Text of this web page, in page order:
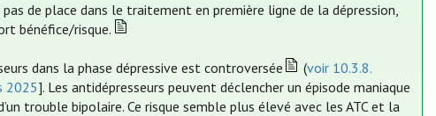
de place dans le traitement en première ligne de la dépression,
bénéfice/risque.
dans la phase dépressive est controversée
(voir 10.3.8.
2025]. Les antidépresseurs peuvent déclencher un épisode maniaque
trouble bipolaire. Ce risque semble plus élevé avec les ATC et la